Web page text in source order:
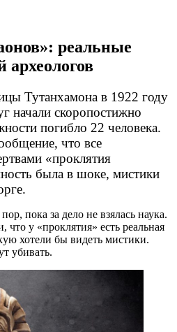
реальные
Тутанхамона в 1922 году
начали скоропостижно
погибло 22 человека.
что все
«проклятия
была в шоке, мистики
пока за дело не взялась наука.
что у «проклятия» есть реальная
хотели бы видеть мистики.
убивать.